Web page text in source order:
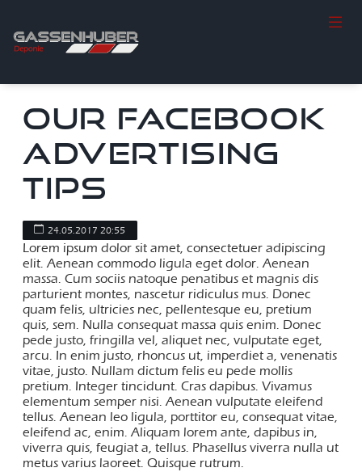
OUR FACEBOOK
ADVERTISING
TIPS
24.05.2017 20:55
Lorem ipsum dolor sit amet, consectetuer adipiscing
elit. Aenean commodo ligula eget dolor. Aenean
massa. Cum sociis natoque penatibus et magnis dis
parturient montes, nascetur ridiculus mus. Donec
quam felis, ultricies nec, pellentesque eu, pretium
quis, sem. Nulla consequat massa quis enim. Donec
pede justo, fringilla vel, aliquet nec, vulputate eget,
arcu. In enim justo, rhoncus ut, imperdiet a, venenatis
vitae, justo. Nullam dictum felis eu pede mollis
pretium. Integer tincidunt. Cras dapibus. Vivamus
elementum semper nisi. Aenean vulputate eleifend
tellus. Aenean leo ligula, porttitor eu, consequat vitae,
eleifend ac, enim. Aliquam lorem ante, dapibus in,
viverra quis, feugiat a, tellus. Phasellus viverra nulla ut
metus varius laoreet. Quisque rutrum.